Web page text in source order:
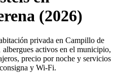
(2026)
privada en Campillo de
activos en el municipio,
precio por noche y servicios
y Wi-Fi.